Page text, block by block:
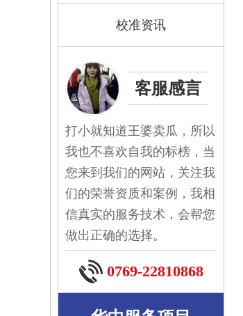
校准资讯
客服感言
打小就知道王婆卖瓜，所以
我也不喜欢自我的标榜，当
您来到我们的网站，关注我
们的荣誉资质和案例，我相
信真实的服务技术，会帮您
做出正确的选择。
0769-22810868